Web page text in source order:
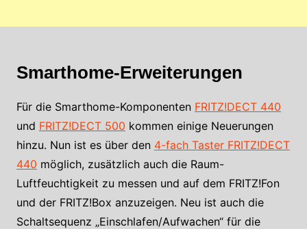
Smarthome-Erweiterungen
Für die Smarthome-Komponenten FRITZ!DECT 440
und FRITZ!DECT 500 kommen einige Neuerungen
hinzu. Nun ist es über den 4-fach Taster FRITZ!DECT
440 möglich, zusätzlich auch die Raum-
Luftfeuchtigkeit zu messen und auf dem FRITZ!Fon
und der FRITZ!Box anzuzeigen. Neu ist auch die
Schaltsequenz „Einschlafen/Aufwachen“ für die